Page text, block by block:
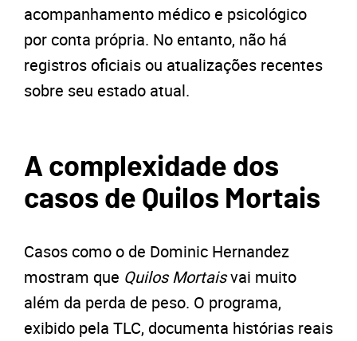
acompanhamento médico e psicológico
por conta própria. No entanto, não há
registros oficiais ou atualizações recentes
sobre seu estado atual.
A complexidade dos
casos de Quilos Mortais
Casos como o de Dominic Hernandez
mostram que Quilos Mortaisvai muito
além da perda de peso. O programa,
exibido pela TLC, documenta histórias reais